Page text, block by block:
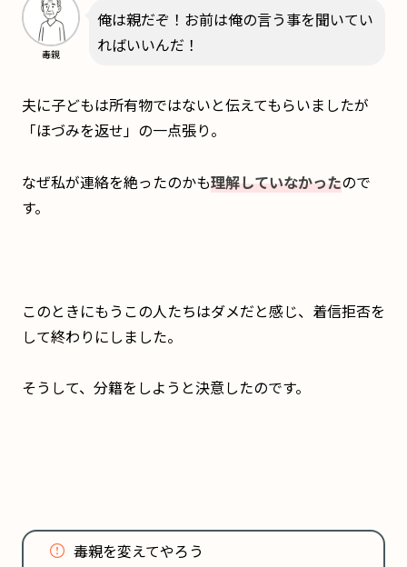
毒親
俺は親だぞ！お前は俺の言う事を聞いてい
ればいいんだ！
夫に子どもは所有物ではないと伝えてもらいましたが
「ほづみを返せ」の一点張り。
なぜ私が連絡を絶ったのかも理解していなかったので
す。
このときにもうこの人たちはダメだと感じ、着信拒否を
して終わりにしました。
そうして、分籍をしようと決意したのです。
毒親を変えてやろう